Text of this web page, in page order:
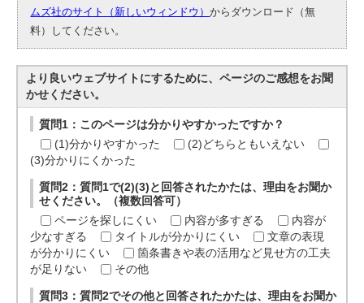
ムズ社のサイト（新しいウィンドウ）からダウンロード（無
料）してください。
より良いウェブサイトにするために、ページのご感想をお聞
かせください。
質問1：このページは分かりやすかったですか？
(1)分かりやすかった
(2)どちらともいえない
(3)分かりにくかった
質問2：質問1で(2)(3)と回答されたかたは、理由をお聞か
せください。（複数回答可）
ページを探しにくい
内容が多すぎる
内容が
少なすぎる
タイトルが分かりにくい
文章の表現
が分かりにくい
箇条書きや表の活用など見せ方の工夫
が足りない
その他
質問3：質問2でその他と回答されたかたは、理由をお聞か